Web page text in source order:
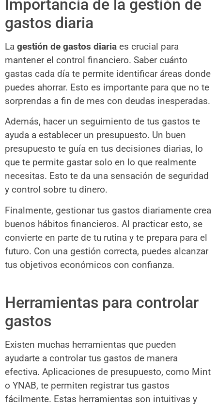
Importancia de la gestión de
gastos diaria
La gestión de gastos diaria es crucial para
mantener el control financiero. Saber cuánto
gastas cada día te permite identificar áreas donde
puedes ahorrar. Esto es importante para que no te
sorprendas a fin de mes con deudas inesperadas.
Además, hacer un seguimiento de tus gastos te
ayuda a establecer un presupuesto. Un buen
presupuesto te guía en tus decisiones diarias, lo
que te permite gastar solo en lo que realmente
necesitas. Esto te da una sensación de seguridad
y control sobre tu dinero.
Finalmente, gestionar tus gastos diariamente crea
buenos hábitos financieros. Al practicar esto, se
convierte en parte de tu rutina y te prepara para el
futuro. Con una gestión correcta, puedes alcanzar
tus objetivos económicos con confianza.
Herramientas para controlar
gastos
Existen muchas herramientas que pueden
ayudarte a controlar tus gastos de manera
efectiva. Aplicaciones de presupuesto, como Mint
o YNAB, te permiten registrar tus gastos
fácilmente. Estas herramientas son intuitivas y